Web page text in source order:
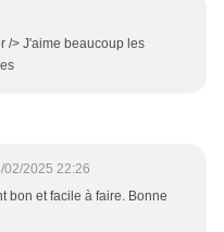
/> J'aime beaucoup les
02/2025 22:26
bon et facile à faire. Bonne